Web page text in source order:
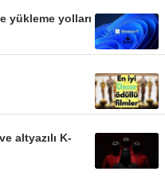
yükleme yolları
altyazılı K-